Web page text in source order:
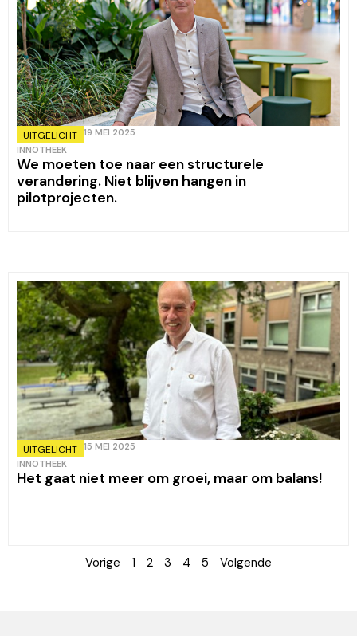
UITGELICHT 19 MEI 2025
INNOTHEEK
We moeten toe naar een structurele
verandering. Niet blijven hangen in
pilotprojecten.
UITGELICHT 15 MEI 2025
INNOTHEEK
Het gaat niet meer om groei, maar om balans!
Vorige 1 2 3 4 5 Volgende